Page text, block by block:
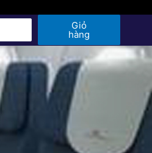
Giỏ
hàng